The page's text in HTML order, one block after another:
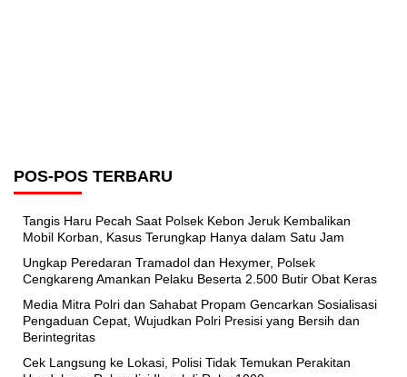
POS-POS TERBARU
Tangis Haru Pecah Saat Polsek Kebon Jeruk Kembalikan
Mobil Korban, Kasus Terungkap Hanya dalam Satu Jam
Ungkap Peredaran Tramadol dan Hexymer, Polsek
Cengkareng Amankan Pelaku Beserta 2.500 Butir Obat Keras
Media Mitra Polri dan Sahabat Propam Gencarkan Sosialisasi
Pengaduan Cepat, Wujudkan Polri Presisi yang Bersih dan
Berintegritas
Cek Langsung ke Lokasi, Polisi Tidak Temukan Perakitan